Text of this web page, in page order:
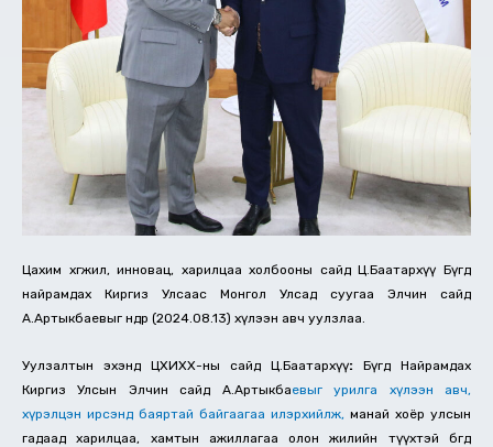
Цахим хөгжил, инновац, харилцаа холбооны сайд Ц.Баатархүү Бүгд
найрамдах Киргиз Улсаас Монгол Улсад суугаа Элчин сайд
А.Артыкбаевыг өнөөдөр (2024.08.13) хүлээн авч уулзлаа.
Уулзалтын эхэнд ЦХИХХ-ны сайд Ц.Баатархүү: Бүгд Найрамдах
Киргиз Улсын Элчин сайд А.Артыкбаевыг урилга хүлээн авч,
хүрэлцэн ирсэнд баяртай байгаагаа илэрхийлж, манай хоёр улсын
гадаад харилцаа, хамтын ажиллагаа олон жилийн түүхтэй бөгөөд